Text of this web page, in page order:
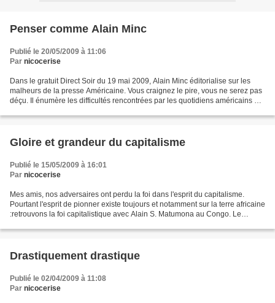
Penser comme Alain Minc
Publié le 20/05/2009 à 11:06
Par nicocerise
Dans le gratuit Direct Soir du 19 mai 2009, Alain Minc éditorialise sur les
malheurs de la presse Américaine. Vous craignez le pire, vous ne serez pas
déçu. Il énumère les difficultés rencontrées par les quotidiens américains et
Gloire et grandeur du capitalisme
Publié le 15/05/2009 à 16:01
Par nicocerise
Mes amis, nos adversaires ont perdu la foi dans l'esprit du capitalisme.
Pourtant l'esprit de pionner existe toujours et notamment sur la terre africaine
:retrouvons la foi capitalistique avec Alain S. Matumona au Congo. Le
Drastiquement drastique
Publié le 02/04/2009 à 11:08
Par nicocerise